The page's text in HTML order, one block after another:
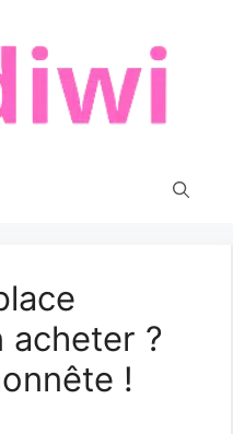
acheter ?
!